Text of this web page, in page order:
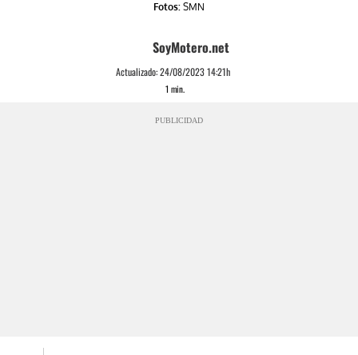
Fotos: SMN
SoyMotero.net
Actualizado:24/08/2023 14:21h
1 min.
PUBLICIDAD